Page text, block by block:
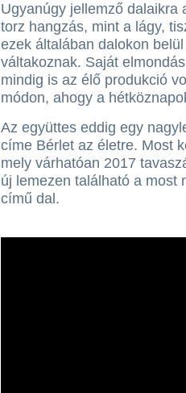
Ugyanúgy jellemző dalaikra
torz hangzás, mint a lágy,
ezek általában dalokon
váltakoznak. Saját
mindig is az élő produkció
módon, ahogy a
Az együttes eddig egy
címe Bérlet az életre. Most
mely várhatóan 2017
új lemezen található a most
című dal.